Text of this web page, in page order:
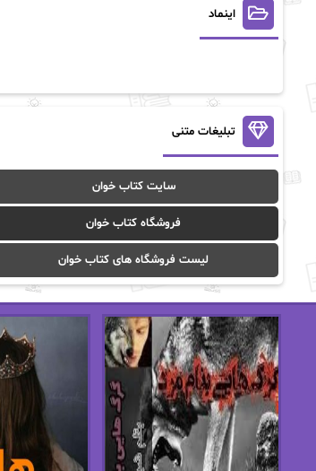
آسیه احمدی
آن ماری سلینکو آنا تاد
آنالیا
آوا موسوی آیدا (Aixi)
آیدا باقری آیسان صادقی
ا_اصغر زاده ا_اصغرزاده
اریک مورگنشترن از نیلوفر لاری
استفانی مهیر استل مسکم
اسما کافی اصغر زاده
افسانه سماوات اکرم محمدی
ال جی اسمیت الف صاد
اینماد
تبلیغات متنی
سایت کتاب خوان
فروشگاه کتاب خوان
لیست فروشگاه های کتاب خوان